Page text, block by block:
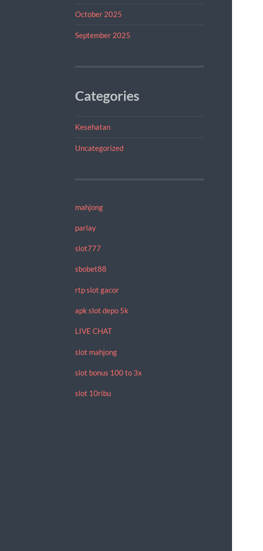
October 2025
September 2025
Categories
Kesehatan
Uncategorized
mahjong
parlay
slot777
sbobet88
rtp slot gacor
apk slot depo 5k
LIVE CHAT
slot mahjong
slot bonus 100 to 3x
slot 10ribu